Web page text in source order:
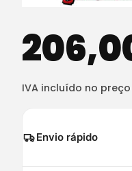
IVA incluído no preço
Envio rápido